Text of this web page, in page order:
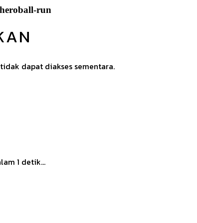
run
dapat diakses sementara.
1 detik...